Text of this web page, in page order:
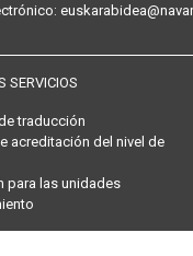
:
SERVICIOS
traducción
acreditación del nivel de
para las unidades